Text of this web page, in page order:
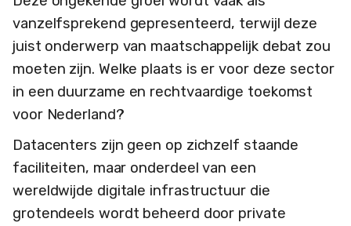
vanzelfsprekend gepresenteerd, terwijl deze
juist onderwerp van maatschappelijk debat zou
moeten zijn. Welke plaats is er voor deze sector
in een duurzame en rechtvaardige toekomst
voor Nederland?
Datacenters zijn geen op zichzelf staande
faciliteiten, maar onderdeel van een
wereldwijde digitale infrastructuur die
grotendeels wordt beheerd door private